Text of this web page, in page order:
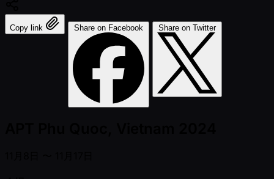
Copy link Share on Facebook Share on Twitter